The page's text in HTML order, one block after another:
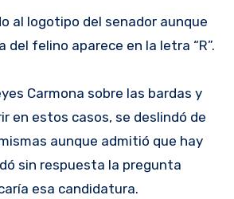
al logotipo del senador aunque
del felino aparece en la letra “R”.
Carmona sobre las bardas y
en estos casos, se deslindó de
aunque admitió que hay
sin respuesta la pregunta
esa candidatura.